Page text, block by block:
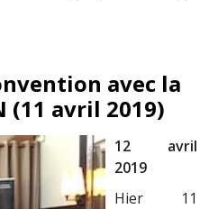
avec la
(11 avril 2019)
12 avril
2019
Hier 11